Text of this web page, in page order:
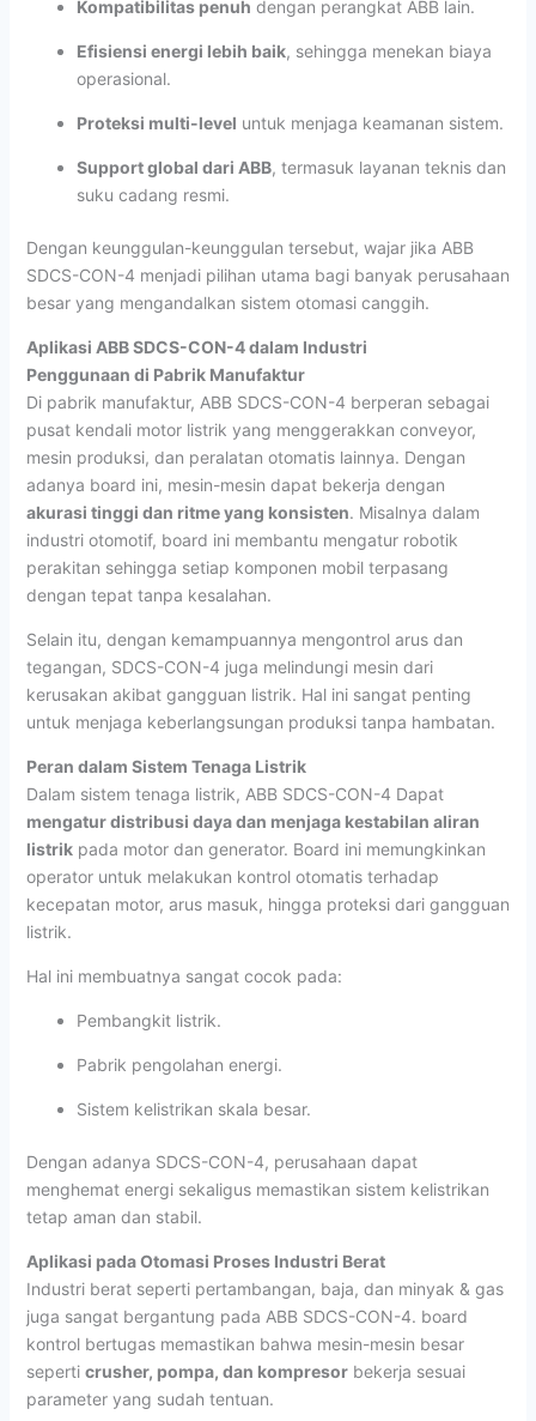
Kompatibilitas penuh dengan perangkat ABB lain.
Efisiensi energi lebih baik, sehingga menekan biaya
operasional.
Proteksi multi-level untuk menjaga keamanan sistem.
Support global dari ABB, termasuk layanan teknis dan
suku cadang resmi.
Dengan keunggulan-keunggulan tersebut, wajar jika ABB
SDCS-CON-4 menjadi pilihan utama bagi banyak perusahaan
besar yang mengandalkan sistem otomasi canggih.
Aplikasi ABB SDCS-CON-4 dalam Industri
Penggunaan di Pabrik Manufaktur
Di pabrik manufaktur, ABB SDCS-CON-4 berperan sebagai
pusat kendali motor listrik yang menggerakkan conveyor,
mesin produksi, dan peralatan otomatis lainnya. Dengan
adanya board ini, mesin-mesin dapat bekerja dengan
akurasi tinggi dan ritme yang konsisten. Misalnya dalam
industri otomotif, board ini membantu mengatur robotik
perakitan sehingga setiap komponen mobil terpasang
dengan tepat tanpa kesalahan.
Selain itu, dengan kemampuannya mengontrol arus dan
tegangan, SDCS-CON-4 juga melindungi mesin dari
kerusakan akibat gangguan listrik. Hal ini sangat penting
untuk menjaga keberlangsungan produksi tanpa hambatan.
Peran dalam Sistem Tenaga Listrik
Dalam sistem tenaga listrik, ABB SDCS-CON-4 Dapat
mengatur distribusi daya dan menjaga kestabilan aliran
listrikpada motor dan generator. Board ini memungkinkan
operator untuk melakukan kontrol otomatis terhadap
kecepatan motor, arus masuk, hingga proteksi dari gangguan
listrik.
Hal ini membuatnya sangat cocok pada:
Pembangkit listrik.
Pabrik pengolahan energi.
Sistem kelistrikan skala besar.
Dengan adanya SDCS-CON-4, perusahaan dapat
menghemat energi sekaligus memastikan sistem kelistrikan
tetap aman dan stabil.
Aplikasi pada Otomasi Proses Industri Berat
Industri berat seperti pertambangan, baja, dan minyak & gas
juga sangat bergantung pada ABB SDCS-CON-4. board
kontrol bertugas memastikan bahwa mesin-mesin besar
seperti crusher, pompa, dan kompresorbekerja sesuai
parameter yang sudah tentuan.